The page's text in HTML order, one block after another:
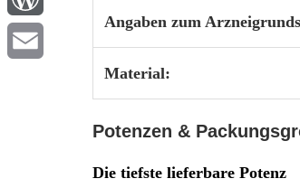
Angaben zum
Material:
Potenzen &
Die tiefste lieferbare Potenz
WordPress